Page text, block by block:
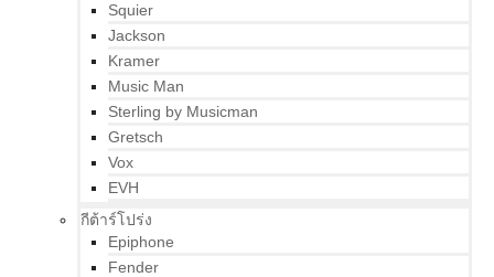
Squier
Jackson
Kramer
Music Man
Sterling by Musicman
Gretsch
Vox
EVH
กีต้าร์โปร่ง
Epiphone
Fender